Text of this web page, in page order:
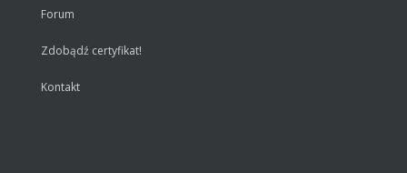
Forum
Zdobądź certyfikat!
Kontakt